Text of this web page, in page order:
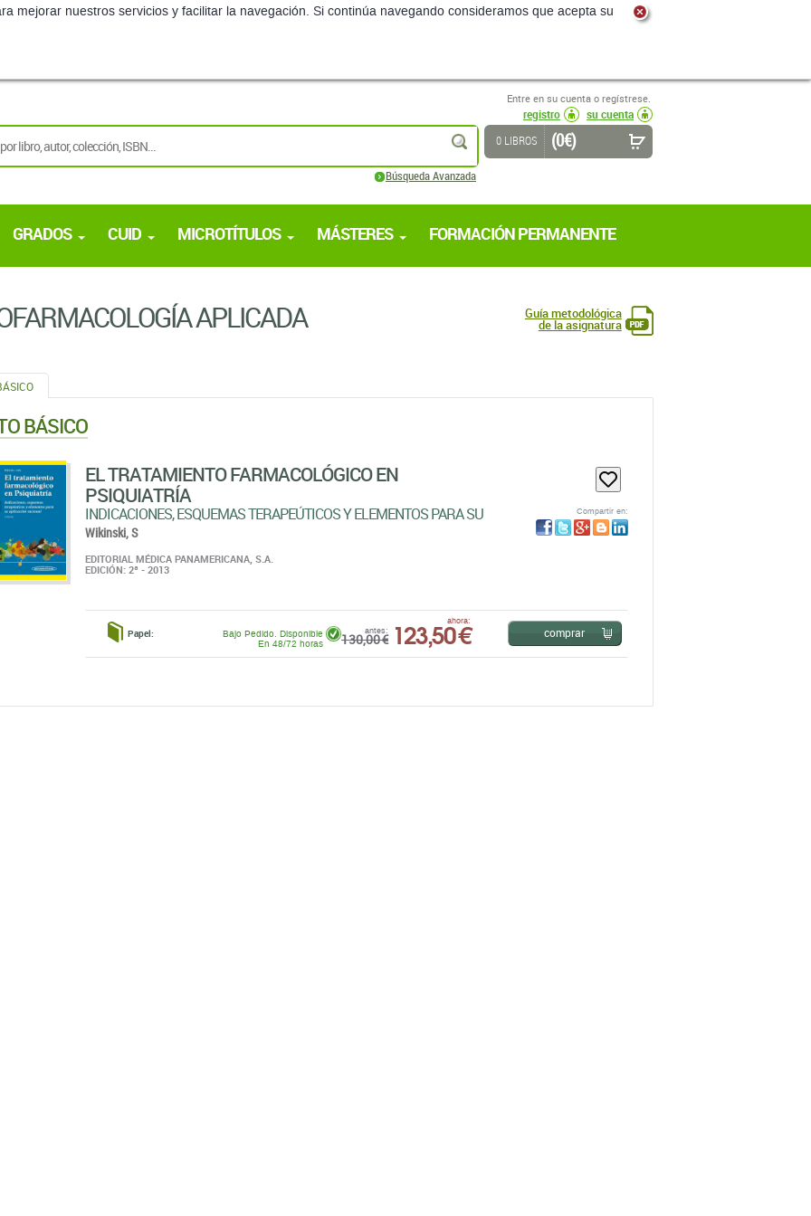
mejorar nuestros servicios y facilitar la navegación. Si continúa navegando consideramos que acepta su
Entre en su cuenta o regístrese.
registro
su cuenta
buscar
Búsqueda Avanzada
0 LIBROS (0 €)
GRADOS CUID MICROTÍTULOS MÁSTERES FORMACIÓN PERMANENTE
APLICADA Guía metodológica
de la asignatura
BÁSICO
EL TRATAMIENTO FARMACOLÓGICO EN
PSIQUIATRÍA
INDICACIONES, ESQUEMAS TERAPEÚTICOS Y ELEMENTOS PARA SU
Wikinski, S
EDITORIAL MÉDICA PANAMERICANA, S.A.
EDICIÓN: 2ª - 2013
Compartir en:
Papel: antes:
130,00 €
ahora:
123,50 €
Bajo Pedido. Disponible
En 48/72 horas
comprar